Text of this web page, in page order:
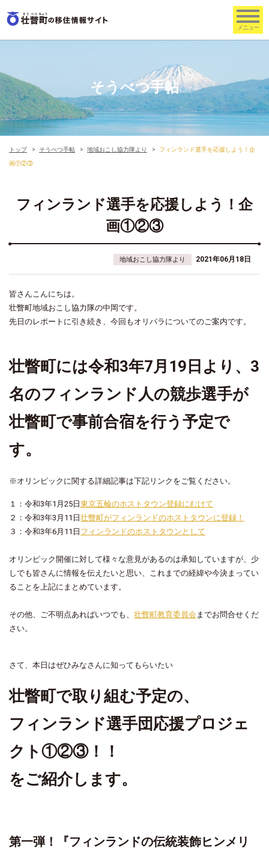
そうべつ手帖
トップ そうべつ手帖 地域おこし協力隊より フィンランド選手を応援しよう！企
画①②③
フィンランド選手を応援しよう！企
画①②③
地域おこし協力隊より 2021年06月18日
皆さんこんにちは。
壮瞥町地域おこし協力隊の中岡です。
先日のレポートに引き続き、今回もオリパラについてのご案内です。
壮瞥町には令和3年7月19日より、3
名のフィンランド人の競歩選手が
壮瞥町で事前合宿を行う予定で
す。
※オリンピックに関する詳細記事は下記リンクをご覧ください。
１：令和3年1月25日 東京五輪のホストタウン登録にむけて
２：令和3年3月11日 壮瞥町がフィンランドのホストタウンに登録！
３：令和3年6月11日 フィンランドのホストタウンとして
オリンピック開催に対して様々な意見があるのは承知していますが、少
しでも皆さんに情報を伝えたいと思い、これまでの経緯や今決まってい
ることを上記にまとめています。
その他、ご不明点あればいつでも、 壮瞥町教育委員会 までお問合せくだ
さい。
さて、本日はぜひみなさんに知ってもらいたい
壮瞥町で取り組む予定の、
フィンランド選手団応援プロジェ
クト①②③！！
をご紹介します。
第一弾！『フィンランドの伝統装飾ヒンメリ